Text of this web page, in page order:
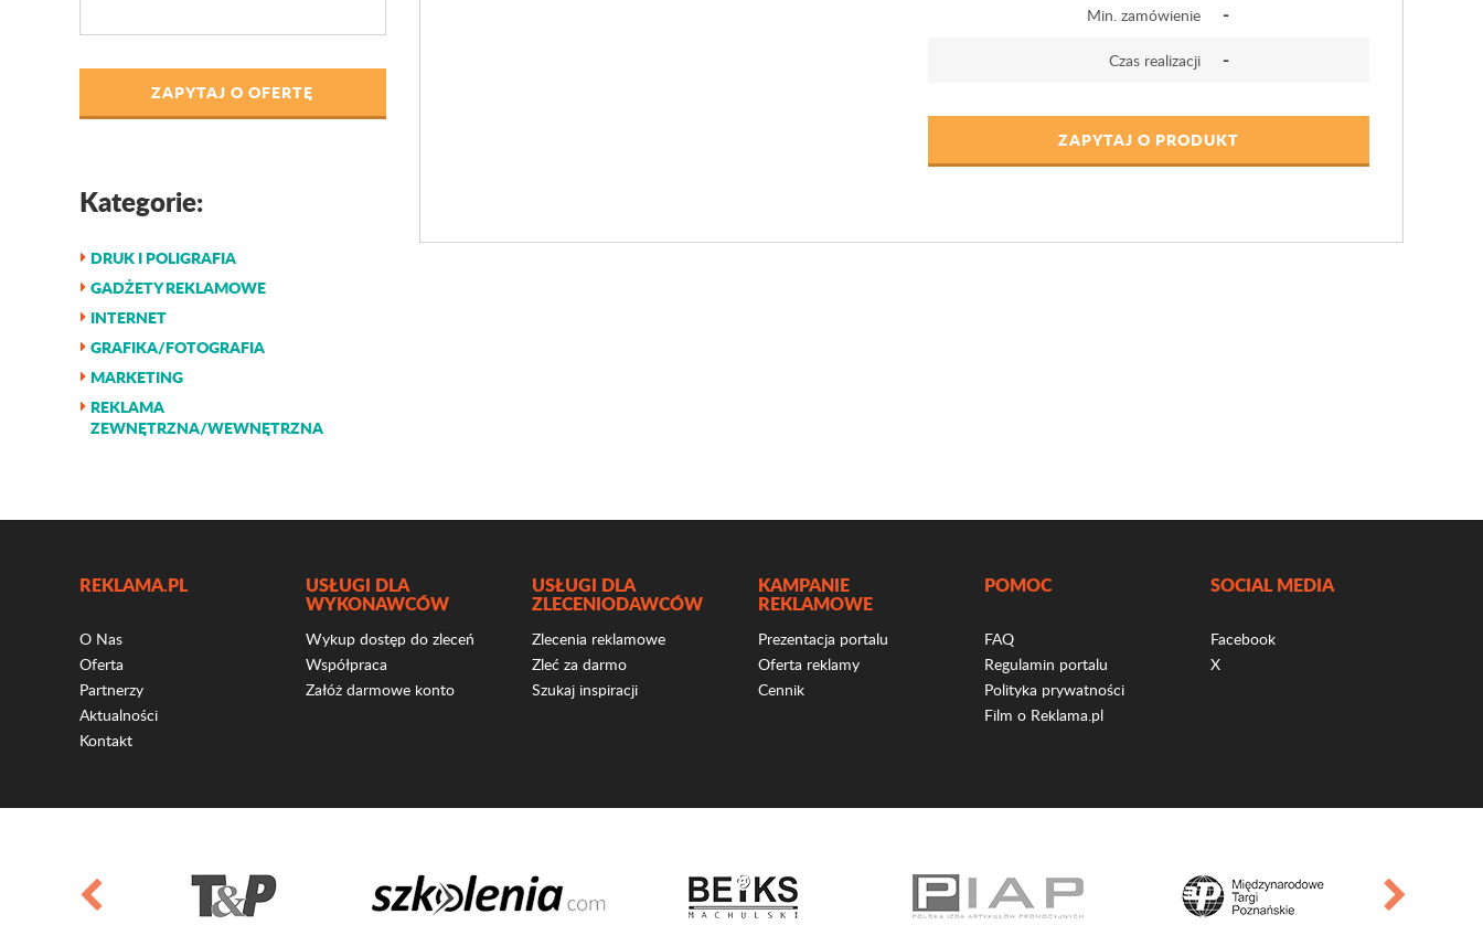
ZAPYTAJ O OFERTĘ
Kategorie:
DRUK I POLIGRAFIA
GADŻETY REKLAMOWE
INTERNET
GRAFIKA/FOTOGRAFIA
MARKETING
REKLAMA
ZEWNĘTRZNA/WEWNĘTRZNA
Min. zamówienie -
Czas realizacji -
ZAPYTAJ O PRODUKT
REKLAMA.PL
O Nas
Oferta
Partnerzy
Aktualności
Kontakt
USŁUGI DLA
WYKONAWCÓW
Wykup dostęp do zleceń
Współpraca
Załóż darmowe konto
USŁUGI DLA
ZLECENIODAWCÓW
Zlecenia reklamowe
Zleć za darmo
Szukaj inspiracji
KAMPANIE
REKLAMOWE
Prezentacja portalu
Oferta reklamy
Cennik
POMOC
FAQ
Regulamin portalu
Polityka prywatności
Film o Reklama.pl
SOCIAL MEDIA
Facebook
X